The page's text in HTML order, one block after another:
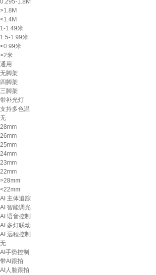
0.295-1.8M
>1.8M
<1.4M
1-1.49米
1.5-1.99米
≤0.99米
>2米
通用
无脚架
四脚架
三脚架
带补光灯
支持多色温
无
28mm
26mm
25mm
24mm
23mm
22mm
>28mm
<22mm
AI 主体追踪
AI 智能调光
AI 语音控制
AI 多灯联动
AI 远程控制
无
AI手势控制
带AI跟拍
AI人脸跟拍